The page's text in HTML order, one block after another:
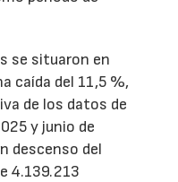
se situaron en
caída del 11,5 %,
de los datos de
y junio de
descenso del
4.139.213